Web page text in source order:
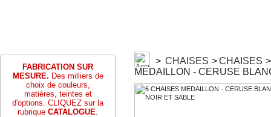
FABRICATION SUR
MESURE. Des milliers de
choix de couleurs,
matières, teintes et
d'options. CLIQUEZ sur la
rubrique CATALOGUE.
> CHAISES >CHAISES >
MEDAILLON - CERUSE